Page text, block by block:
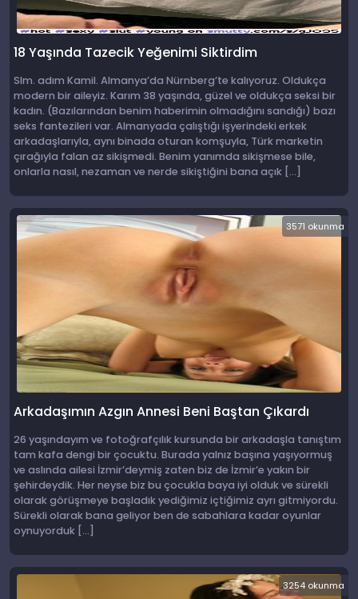
18 Yaşında Tazecik Yeğenimi Siktirdim
Slm. adım Kamil. Almanya’da Nürnberg’te kalıyoruz. Oldukça
modern bir aileyiz. Karım 38 yaşında, güzel ve oldukça seksi bir
kadın. (Bazılarından benim haberimin olmadığını sandığı) bazı
seks fantezileri var. Almanyada çalıştığı işyerindeki erkek
arkadaşlarıyla, aynı binada oturan komşuyla, Türk marketin
çırağıyla falan az sikişmedi. Benim yanımda sikişmese bile,
onlarla nasıl, nezaman ve nerde sikiştiğini bana açık […]
3571 okunma
Arkadaşımın Azgın Annesi Beni Baştan Çıkardı
26 yaşındayım ve fotoğrafçılık kursunda bir arkadaşla tanıştım
tam kafa dengi bir çocuktu. Burada yalnız başına yaşıyormuş
ve aslında ailesi İzmir’deymiş zaten biz de İzmir’e yakın bir
şehirdeydik. Her neyse biz bu çocukla baya iyi olduk ve sürekli
olarak görüşmeye başladık yediğimiz içtiğimiz ayrı gitmiyordu.
Sürekli olarak bana geliyor ben de sabahlara kadar oyunlar
oynuyorduk […]
3254 okunma